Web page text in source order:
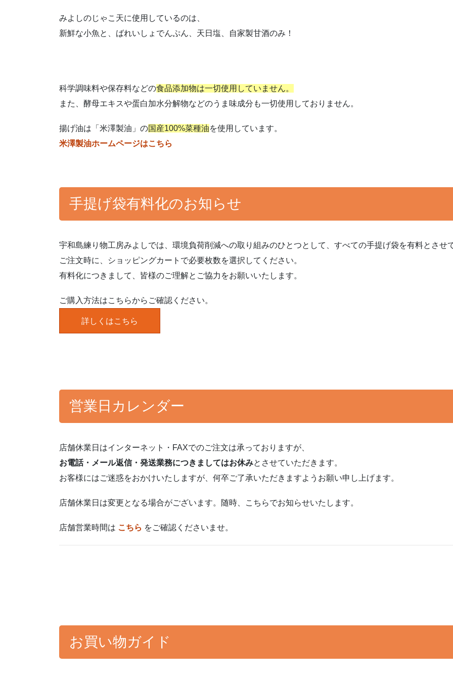
みよしのじゃこ天に使用しているのは、
新鮮な小魚と、ばれいしょでんぷん、天日塩、自家製甘酒のみ！
科学調味料や保存料などの食品添加物は一切使用していません。
また、酵母エキスや蛋白加水分解物などのうま味成分も一切使用しておりません。
揚げ油は「米澤製油」の国産100%菜種油を使用しています。
米澤製油ホームページはこちら
手提げ袋有料化のお知らせ
宇和島練り物工房みよしでは、環境負荷削減への取り組みのひとつとして、すべての手提げ袋を有料とさせ
ご注文時に、ショッピングカートで必要枚数を選択してください。
有料化につきまして、皆様のご理解とご協力をお願いいたします。
ご購入方法はこちらからご確認ください。
詳しくはこちら
営業日カレンダー
店舗休業日はインターネット・FAXでのご注文は承っておりますが、
お電話・メール返信・発送業務につきましてはお休みとさせていただきます。
お客様にはご迷惑をおかけいたしますが、何卒ご了承いただきますようお願い申し上げます。
店舗休業日は変更となる場合がございます。随時、こちらでお知らせいたします。
店舗営業時間は こちら をご確認くださいませ。
お買い物ガイド